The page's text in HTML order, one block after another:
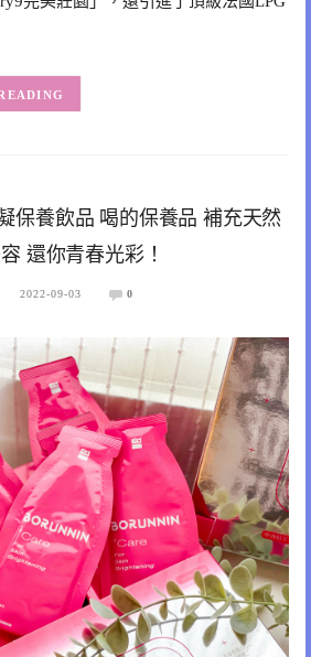
保養飲品 喝的保養品 補充天然
還你青春光彩！
2022-09-03 0